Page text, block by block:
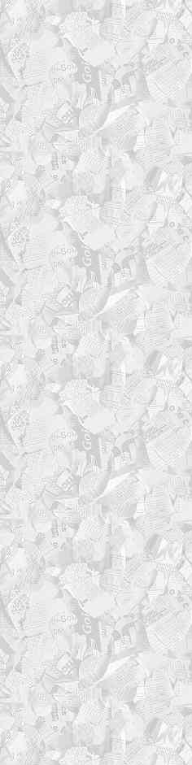
local
local
local
# Строка
printf
echo >>
#
printf
"$pad_right"
# Строка
printf
echo >>
# Вывод
if [[ -t 1
printf
printf
printf
echo
fi
}
# Функция
local
local